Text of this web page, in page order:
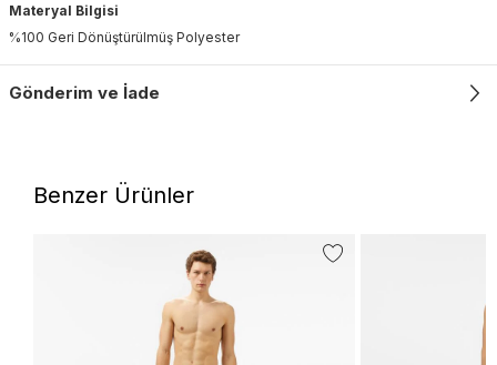
Materyal Bilgisi
%100 Geri Dönüştürülmüş Polyester
Gönderim ve İade
Benzer Ürünler